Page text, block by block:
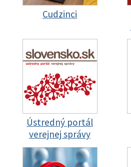
Cudzinci
Ústredný portál
verejnej správy